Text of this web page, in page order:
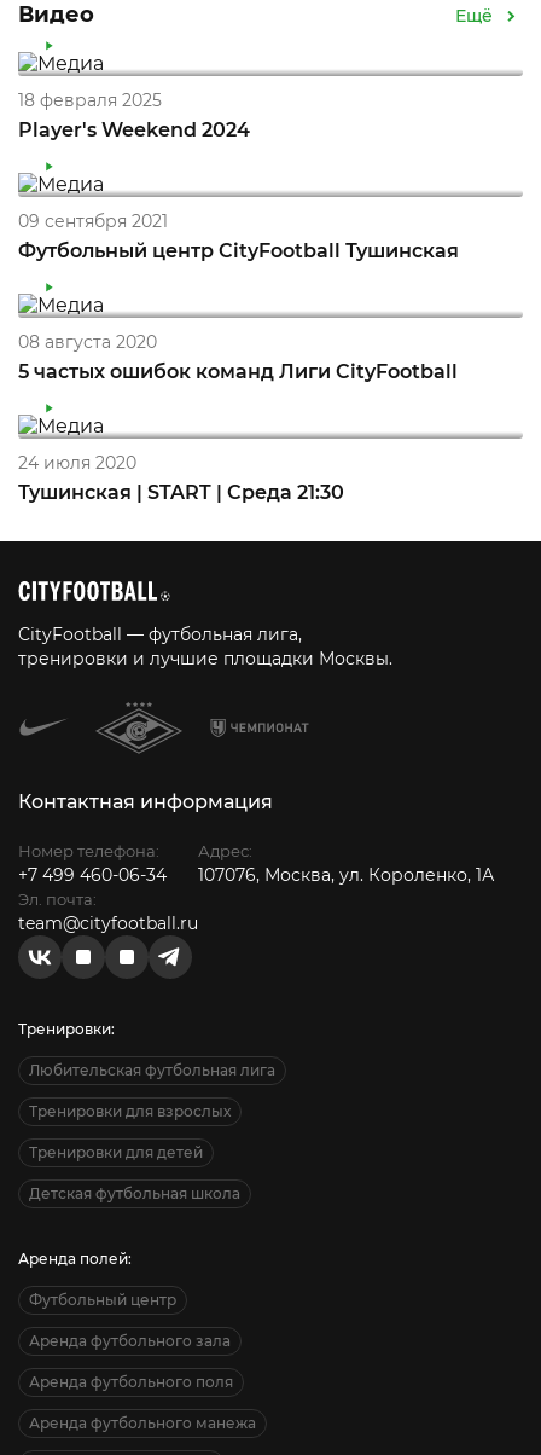
Видео Ещё
18 февраля 2025
Player's Weekend 2024
09 сентября 2021
Футбольный центр CityFootball Тушинская
08 августа 2020
5 частых ошибок команд Лиги CityFootball
24 июля 2020
Тушинская | START | Среда 21:30
CityFootball — футбольная лига,
тренировки и лучшие площадки Москвы.
Контактная информация
Номер телефона:
+7 499 460-06-34
Эл. почта:
team@cityfootball.ru
Адрес:
107076, Москва, ул. Короленко, 1А
Тренировки:
Любительская футбольная лига
Тренировки для взрослых
Тренировки для детей
Детская футбольная школа
Аренда полей:
Футбольный центр
Аренда футбольного зала
Аренда футбольного поля
Аренда футбольного манежа